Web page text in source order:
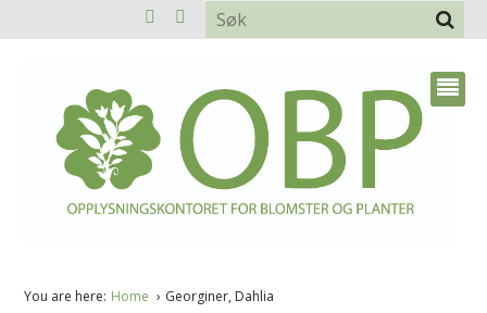
You are here: Home Georginer, Dahlia